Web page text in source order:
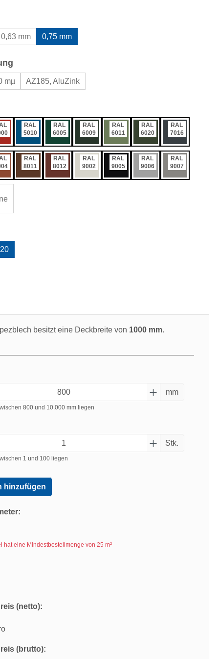
0,63 mm 0,75 mm
mµ AZ185, AluZink
RAL
5010
RAL
6005
RAL
6009
RAL
6011
RAL
6020
RAL
7016
RAL
8011
RAL
8012
RAL
9002
RAL
9005
RAL
9006
RAL
9007
besitzt eine Deckbreite von 1000 mm.
mm
800 und 10.000 mm liegen
Stk.
1 und 100 liegen
hinzufügen
hat eine Mindestbestellmenge von 25 m²
(netto):
(brutto):